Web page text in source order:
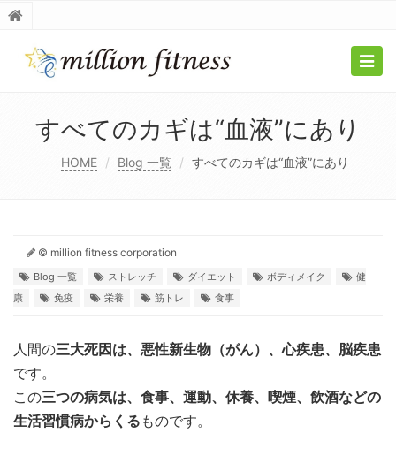
すべてのカギは“血液”にあり
HOME Blog 一覧 すべてのカギは“血液”にあり
© million fitness corporation
Blog 一覧 ストレッチ ダイエット ボディメイク
健
康
免疫 栄養 筋トレ 食事
人間の三大死因は、悪性新生物（がん）、心疾患、脳疾患
です。
この三つの病気は、食事、運動、休養、喫煙、飲酒などの
生活習慣病からくる ものです。